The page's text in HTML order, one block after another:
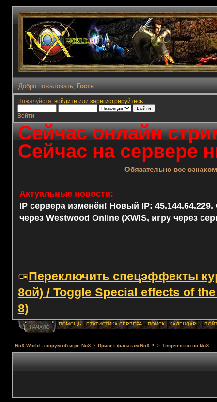
Добро пожаловать, Гость
Пожалуйста, войдите или зарегистрируйтесь.
Войти
Сейчас онлайн
Сейчас на сервере
Обязательно все
Актуальные новости:
IP сервера изменён! Новый IP: 45.144.64.229.
через Westwood Online (XWIS, игру через
Переключить спецэффекты
8ой) / Toggle Special effects of
8)
НАЧАЛО
ПОМОЩЬ СТАТИСТИКА СЕРВЕРА ПОИСК КАЛЕНДАРЬ
NoX World - форум об игре NoX > Привет фанатам NoX !!! > Творчество по NoX